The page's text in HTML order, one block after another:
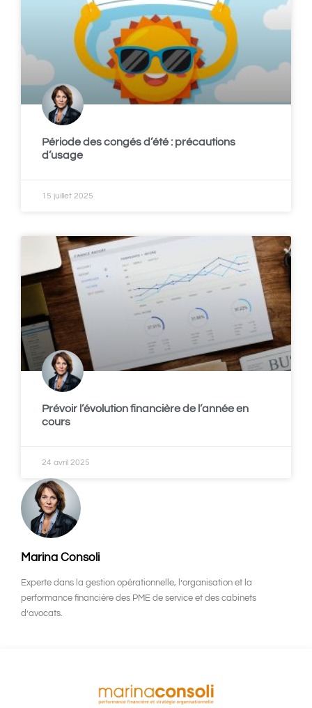
Marina Consoli
Experte dans la gestion opérationnelle, l’organisation et la
performance financière des PME de service et des cabinets
d’avocats.
Période des congés d’été : précautions
d’usage
15 juillet 2025
Prévoir l’évolution financière de l’année en
cours
24 avril 2025